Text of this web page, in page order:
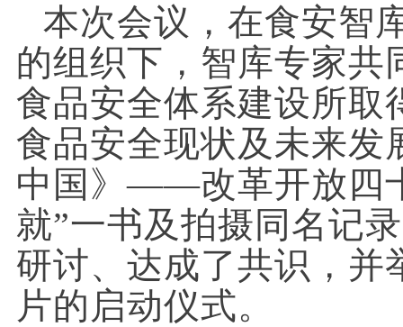
本次会议，在食安智
的组织下，智库专家共
食品安全体系建设所取
食品安全现状及未来发
中国》——改革开放四
就”一书及拍摄同名记
研讨、达成了共识，并
片的启动仪式。